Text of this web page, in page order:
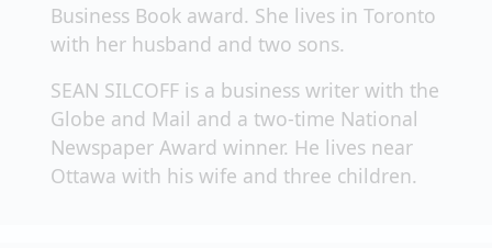
Business Book award. She lives in Toronto
with her husband and two sons.
SEAN SILCOFF is a business writer with the
Globe and Mail and a two-time National
Newspaper Award winner. He lives near
Ottawa with his wife and three children.